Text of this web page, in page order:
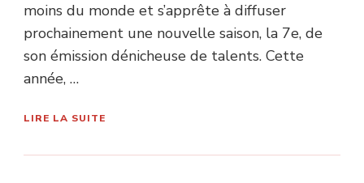
moins du monde et s’apprête à diffuser
prochainement une nouvelle saison, la 7e, de
son émission dénicheuse de talents. Cette
année, …
LIRE LA SUITE